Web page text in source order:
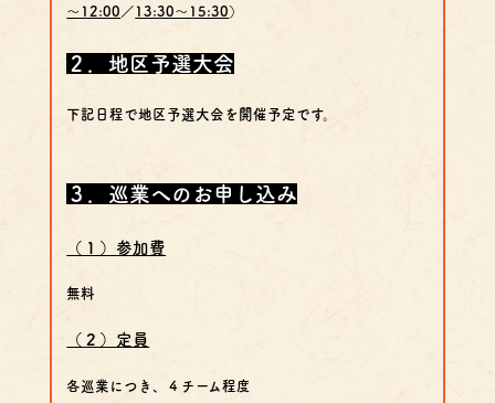
～12:00 ／ 13:30～15:30）
２．地区予選大会
下記日程で地区予選大会を開催予定です。
３．巡業へのお申し込み
（１）参加費
無料
（２）定員
各巡業につき、
４チーム程度